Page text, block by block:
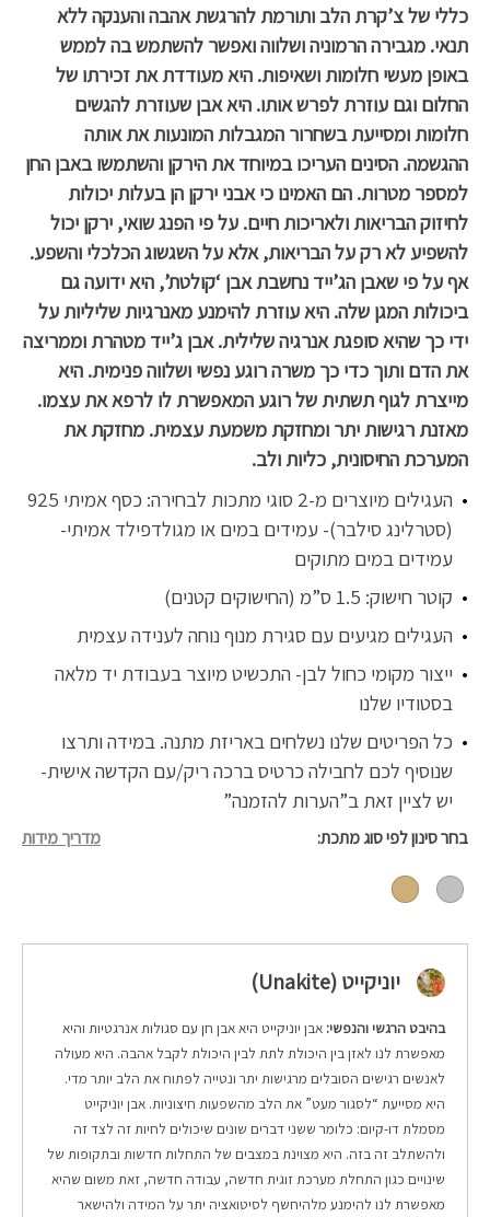
כללי של צ’קרת הלב ותורמת להרגשת אהבה והענקה ללא
תנאי. מגבירה הרמוניה ושלווה ואפשר להשתמש בה לממש
באופן מעשי חלומות ושאיפות. היא מעודדת את זכירתו של
החלום וגם עוזרת לפרש אותו. היא אבן שעוזרת להגשים
חלומות ומסייעת בשחרור המגבלות המונעות את אותה
ההגשמה. הסינים העריכו במיוחד את הירקן והשתמשו באבן החן
למספר מטרות. הם האמינו כי אבני ירקן הן בעלות יכולות
לחיזוק הבריאות ולאריכות חיים. על פי הפנג שואי, ירקן יכול
להשפיע לא רק על הבריאות, אלא על השגשוג הכלכלי והשפע.
אף על פי שאבן הג’ייד נחשבת אבן ‘קולטת’, היא ידועה גם
ביכולות המגן שלה. היא עוזרת להימנע מאנרגיות שליליות על
ידי כך שהיא סופגת אנרגיה שלילית. אבן ג’ייד מטהרת וממריצה
את הדם ותוך כדי כך משרה רוגע נפשי ושלווה פנימית. היא
מייצרת לגוף תשתית של רוגע המאפשרת לו לרפא את עצמו.
מאזנת רגישות יתר ומחזקת משמעת עצמית. מחזקת את
המערכת החיסונית, כליות ולב.
העגילים מיוצרים מ-2 סוגי מתכות לבחירה: כסף אמיתי 925
(סטרלינג סילבר)- עמידים במים או מגולדפילד אמיתי-
עמידים במים מתוקים
קוטר חישוק: 1.5 ס”מ (החישוקים קטנים)
העגילים מגיעים עם סגירת מנוף נוחה לענידה עצמית
ייצור מקומי כחול לבן- התכשיט מיוצר בעבודת יד מלאה
בסטודיו שלנו
כל הפריטים שלנו נשלחים באריזת מתנה. במידה ותרצו
שנוסיף לכם לחבילה כרטיס ברכה ריק/עם הקדשה אישית-
יש לציין זאת ב”הערות להזמנה”
בחר סינון לפי סוג מתכת מדריך מידות
יוניקייט (Unakite)
בהיבט הרגשי והנפשי: אבן יוניקייט היא אבן חן עם סגולות אנרגטיות והיא
מאפשרת לנו לאזן בין היכולת לתת לבין היכולת לקבל אהבה. היא מעולה
לאנשים רגישים הסובלים מרגישות יתר ונטייה לפתוח את הלב יותר מדי.
היא מסייעת “לסגור מעט” את הלב מהשפעות חיצוניות. אבן יוניקייט
מסמלת דו-קיום: כלומר ששני דברים שונים שיכולים לחיות זה לצד זה
ולהשתלב זה בזה. היא מצוינת במצבים של התחלות חדשות ובתקופות של
שינויים כגון התחלת מערכת זוגית חדשה, עבודה חדשה, זאת משום שהיא
מאפשרת לנו להימנע מלהיחשף לסיטואציה יתר על המידה ולהישאר